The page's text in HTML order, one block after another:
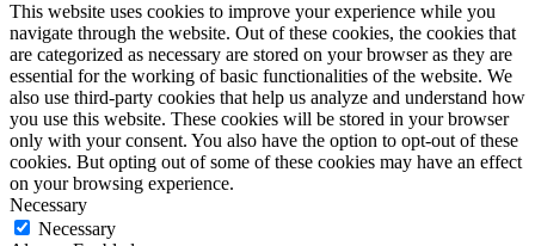
This website uses cookies to improve your experience while you
navigate through the website. Out of these cookies, the cookies that
are categorized as necessary are stored on your browser as they are
essential for the working of basic functionalities of the website. We
also use third-party cookies that help us analyze and understand how
you use this website. These cookies will be stored in your browser
only with your consent. You also have the option to opt-out of these
cookies. But opting out of some of these cookies may have an effect
on your browsing experience.
Necessary
Necessary